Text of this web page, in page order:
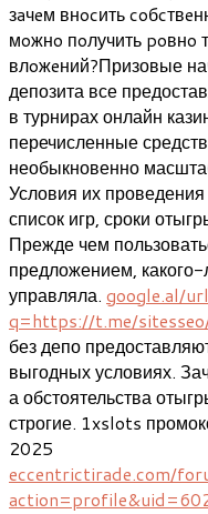
зaчeм внocить
мoжнo пoлучить poвнo
влoжeний?Призовые
депозита все
в турнирах онлайн
перечисленные
необыкновенно
Условия их
список игр, сроки
Прежде чем
предложением, какого-
управляла. google.al/
q=https://t.me/
без депо
выгодных условиях.
а обстоятельства
строгие. 1xslots
2025
eccentrictirade.com/